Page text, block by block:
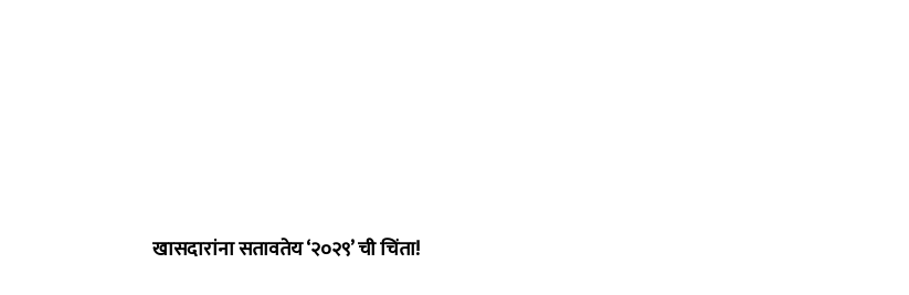
खासदारांना सतावतेय ‘२०२९’ ची चिंता!